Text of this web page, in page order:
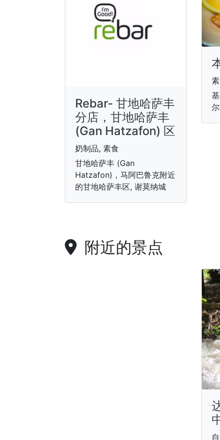
Rebar- 甘地哈萨丰
分店，甘地哈萨丰
(Gan Hatzafon) 区
奶制品, 素食
甘地哈萨丰 (Gan
Hatzafon)，马阿巴鲁克附近
的甘地哈萨丰区, 谢莫纳城
附近的景点